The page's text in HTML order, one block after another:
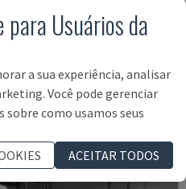
POR INJEÇÃO HIDRÁULICA
para Usuários da
a sua experiência, analisar
Você pode gerenciar
sobre como usamos seus
ACEITAR TODOS